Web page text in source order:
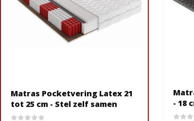
Matras Pocketvering Latex 21
tot 25 cm - Stel zelf samen
- 18